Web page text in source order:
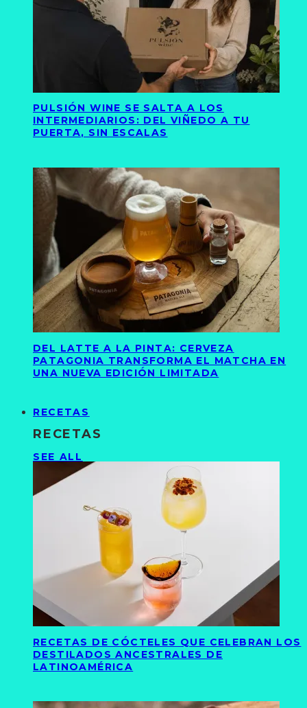
PULSIÓN WINE SE SALTA A LOS
INTERMEDIARIOS: DEL VIÑEDO A TU
PUERTA, SIN ESCALAS
DEL LATTE A LA PINTA: CERVEZA
PATAGONIA TRANSFORMA EL MATCHA EN
UNA NUEVA EDICIÓN LIMITADA
RECETAS
RECETAS
SEE ALL
RECETAS DE CÓCTELES QUE CELEBRAN LOS
DESTILADOS ANCESTRALES DE
LATINOAMÉRICA